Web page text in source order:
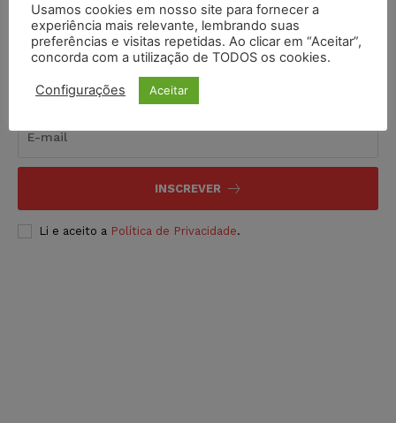
Inscreva-se
INSCREVER
Li e aceito a Política de Privacidade.
Usamos cookies em nosso site para fornecer a
experiência mais relevante, lembrando suas
preferências e visitas repetidas. Ao clicar em “Aceitar”,
concorda com a utilização de TODOS os cookies.
Configurações Aceitar